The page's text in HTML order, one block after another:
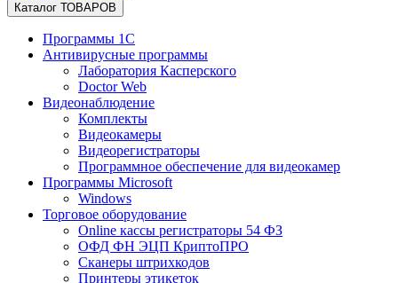
Каталог ТОВАРОВ
Программы 1С
Антивирусные программы
Лаборатория Касперского
Doctor Web
Видеонаблюдение
Комплекты
Видеокамеры
Видеорегистраторы
Программное обеспечение для видеокамер
Программы Microsoft
Windows
Торговое оборудование
Online кассы регистраторы 54 ФЗ
ОФД ФН ЭЦП КриптоПРО
Сканеры штрихкодов
Принтеры этикеток